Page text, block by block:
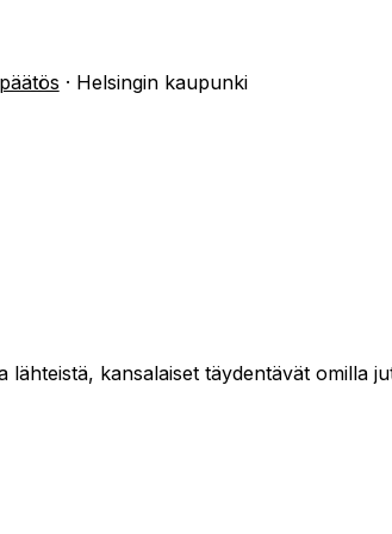
· Helsingin kaupunki
kansalaiset täydentävät omilla